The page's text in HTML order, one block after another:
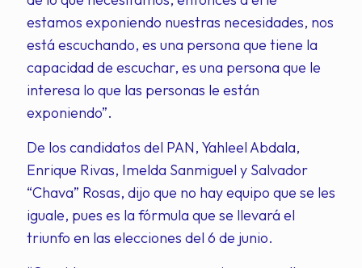
estamos exponiendo nuestras necesidades, nos
está escuchando, es una persona que tiene la
capacidad de escuchar, es una persona que le
interesa lo que las personas le están
exponiendo”.
De los candidatos del PAN, Yahleel Abdala,
Enrique Rivas, Imelda Sanmiguel y Salvador
“Chava” Rosas, dijo que no hay equipo que se les
iguale, pues es la fórmula que se llevará el
triunfo en las elecciones del 6 de junio.